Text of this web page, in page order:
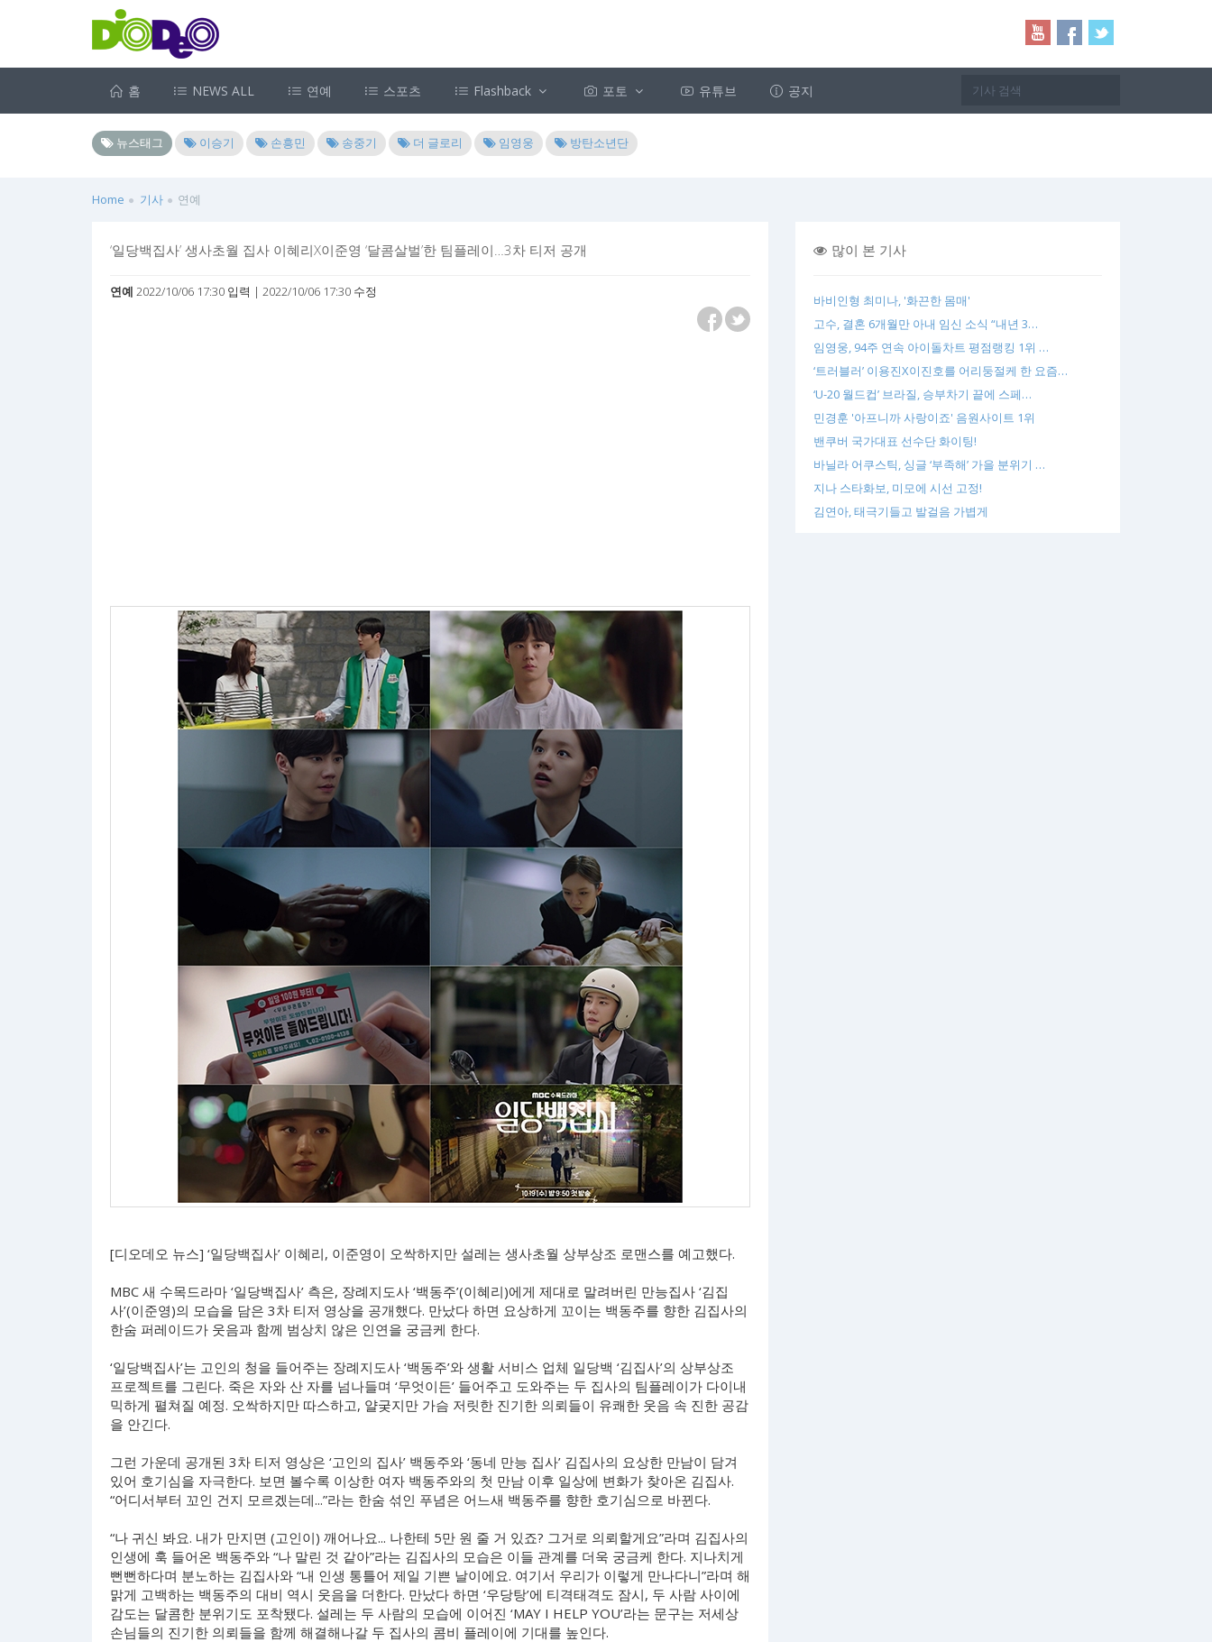
홈 NEWS ALL 연예 스포츠 Flashback 포토 유튜브 공지
뉴스태그 이승기 손흥민 송중기 더 글로리 임영웅 방탄소년단
Home 기사 연예
‘일당백집사’ 생사초월 집사 이혜리X이준영 ‘달콤살벌’한 팀플레이…3차 티저 공개
연예 2022/10/06 17:30 입력 | 2022/10/06 17:30 수정
[디오데오 뉴스] ‘일당백집사’ 이혜리, 이준영이 오싹하지만 설레는 생사초월 상부상조 로맨스를 예고했다.
MBC 새 수목드라마 ‘일당백집사’ 측은, 장례지도사 ‘백동주’(이혜리)에게 제대로 말려버린 만능집사 ‘김집
사’(이준영)의 모습을 담은 3차 티저 영상을 공개했다. 만났다 하면 요상하게 꼬이는 백동주를 향한 김집사의
한숨 퍼레이드가 웃음과 함께 범상치 않은 인연을 궁금케 한다.
‘일당백집사’는 고인의 청을 들어주는 장례지도사 ‘백동주’와 생활 서비스 업체 일당백 ‘김집사’의 상부상조
프로젝트를 그린다. 죽은 자와 산 자를 넘나들며 ‘무엇이든’ 들어주고 도와주는 두 집사의 팀플레이가 다이내
믹하게 펼쳐질 예정. 오싹하지만 따스하고, 얄궂지만 가슴 저릿한 진기한 의뢰들이 유쾌한 웃음 속 진한 공감
을 안긴다.
그런 가운데 공개된 3차 티저 영상은 ‘고인의 집사’ 백동주와 ‘동네 만능 집사’ 김집사의 요상한 만남이 담겨
있어 호기심을 자극한다. 보면 볼수록 이상한 여자 백동주와의 첫 만남 이후 일상에 변화가 찾아온 김집사.
“어디서부터 꼬인 건지 모르겠는데...”라는 한숨 섞인 푸념은 어느새 백동주를 향한 호기심으로 바뀐다.
“나 귀신 봐요. 내가 만지면 (고인이) 깨어나요... 나한테 5만 원 줄 거 있죠? 그거로 의뢰할게요”라며 김집사의
인생에 훅 들어온 백동주와 “나 말린 것 같아”라는 김집사의 모습은 이들 관계를 더욱 궁금케 한다. 지나치게
뻔뻔하다며 분노하는 김집사와 “내 인생 통틀어 제일 기쁜 날이에요. 여기서 우리가 이렇게 만나다니”라며 해
맑게 고백하는 백동주의 대비 역시 웃음을 더한다. 만났다 하면 ‘우당탕’에 티격태격도 잠시, 두 사람 사이에
감도는 달콤한 분위기도 포착됐다. 설레는 두 사람의 모습에 이어진 ‘MAY I HELP YOU’라는 문구는 저세상
손님들의 진기한 의뢰들을 함께 해결해나갈 두 집사의 콤비 플레이에 기대를 높인다.
많이 본 기사
바비인형 최미나, '화끈한 몸매'
고수, 결혼 6개월만 아내 임신 소식 “내년 3…
임영웅, 94주 연속 아이돌차트 평점랭킹 1위 …
‘트러블러’ 이용진X이진호를 어리둥절케 한 요즘…
‘U-20 월드컵’ 브라질, 승부차기 끝에 스페…
민경훈 '아프니까 사랑이죠' 음원사이트 1위
밴쿠버 국가대표 선수단 화이팅!
바닐라 어쿠스틱, 싱글 ‘부족해’ 가을 분위기 …
지나 스타화보, 미모에 시선 고정!
김연아, 태극기들고 발걸음 가볍게